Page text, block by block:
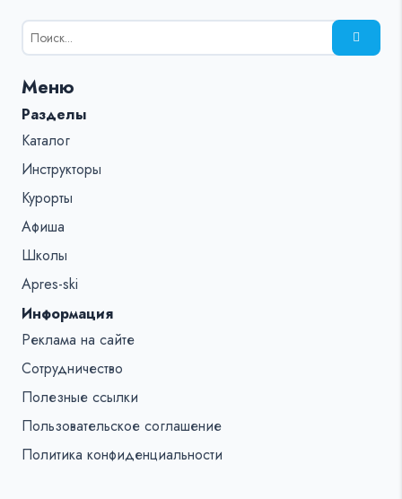
Результаты
поиска
%s:
Меню
Разделы
Каталог
Инструкторы
Курорты
Афиша
Школы
Apres-ski
Информация
Реклама на сайте
Сотрудничество
Полезные ссылки
Пользовательское соглашение
Политика конфиденциальности